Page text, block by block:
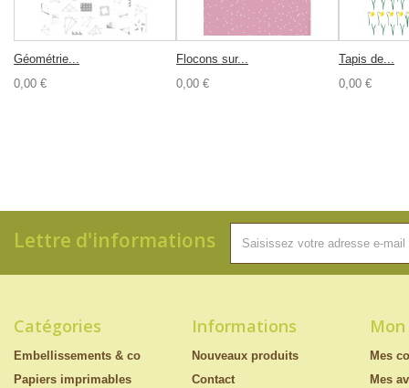
Géométrie...
0,00 €
Flocons sur...
0,00 €
Tapis de...
0,00 €
Lettre d'informations
Catégories
Embellissements & co
Papiers imprimables
Informations
Nouveaux produits
Contact
Mes
Mes